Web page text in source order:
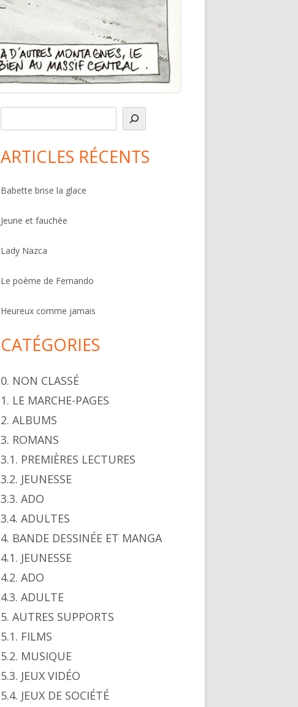
Sidebar
e
c
h
c
e
ARTICLES RÉCENTS
Babette brise la glace
Jeune et fauchée
Lady Nazca
Le poème de Fernando
Heureux comme jamais
CATÉGORIES
0. NON CLASSÉ
1. LE MARCHE-PAGES
2. ALBUMS
3. ROMANS
3.1. PREMIÈRES LECTURES
3.2. JEUNESSE
3.3. ADO
3.4. ADULTES
4. BANDE DESSINÉE ET MANGA
4.1. JEUNESSE
4.2. ADO
4.3. ADULTE
5. AUTRES SUPPORTS
5.1. FILMS
5.2. MUSIQUE
5.3. JEUX VIDÉO
5.4. JEUX DE SOCIÉTÉ